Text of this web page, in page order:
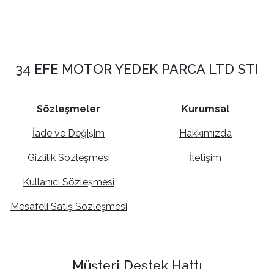
34 EFE MOTOR YEDEK PARCA LTD STI
Sözleşmeler
İade ve Değişim
Gizlilik Sözleşmesi
Kullanıcı Sözleşmesi
Mesafeli Satış Sözleşmesi
Kurumsal
Hakkımızda
İletişim
Müşteri Destek Hattı